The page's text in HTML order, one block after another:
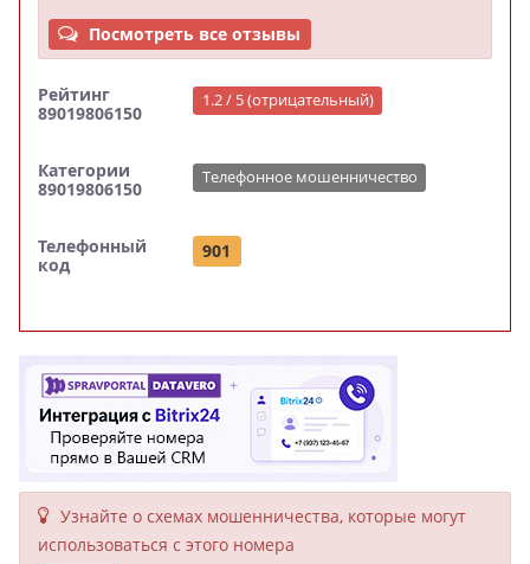
Посмотреть все отзывы
Рейтинг
89019806150
1.2 / 5 (отрицательный)
Категории
89019806150
Телефонное мошенничество
Телефонный
код
901
Узнайте о схемах мошенни­чества, кото­рые могут
исполь­зоваться с этого номера